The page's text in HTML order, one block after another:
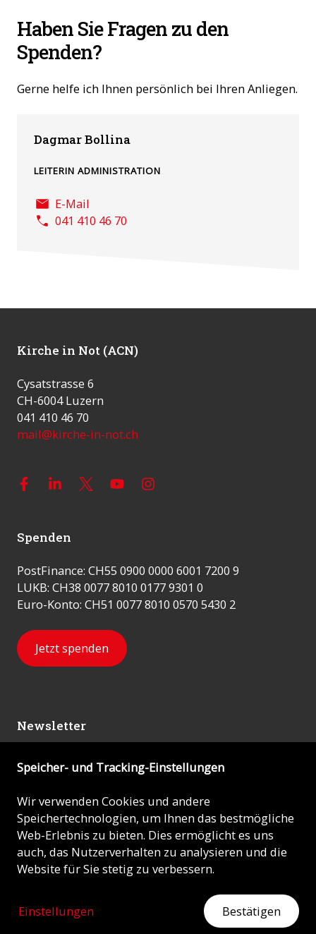
Haben Sie Fragen zu den
Spenden?
Gerne helfe ich Ihnen persönlich bei Ihren Anliegen.
Dagmar Bollina
LEITERIN ADMINISTRATION
E-Mail
041 410 46 70
Kirche in Not (ACN)
Cysatstrasse 6
CH-6004 Luzern
041 410 46 70
mail@kirche-in-not.ch
Spenden
PostFinance: CH55 0900 0000 6001 7200 9
LUKB: CH38 0077 8010 0177 9301 0
Euro-Konto: CH51 0077 8010 0570 5430 2
Jetzt spenden
Newsletter
Abonnieren
© 2026 - KIRCHE IN NOT (ACN)
Impressum
Speicher- und Tracking-Einstellungen
Wir verwenden Cookies und andere
Speichertechnologien, um Ihnen das bestmögliche
Web-Erlebnis zu bieten. Dies ermöglicht es uns
auch, das Nutzerverhalten zu analysieren und die
Website für Sie stetig zu verbessern.
Einstellungen Bestätigen